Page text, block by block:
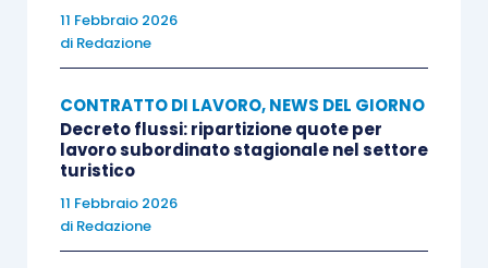
11 Febbraio 2026
di Redazione
CONTRATTO DI LAVORO,NEWS DEL GIORNO
Decreto flussi: ripartizione quote per
lavoro subordinato stagionale nel settore
turistico
11 Febbraio 2026
di Redazione